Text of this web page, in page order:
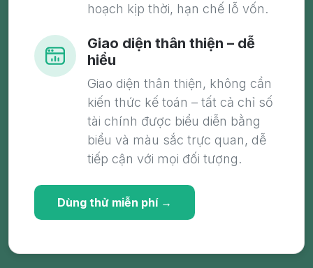
hoạch kịp thời, hạn chế lỗ vốn.
Giao diện thân thiện – dễ
hiểu
Giao diện thân thiện, không cần
kiến thức kế toán – tất cả chỉ số
tài chính được biểu diễn bằng
biểu và màu sắc trực quan, dễ
tiếp cận với mọi đối tượng.
Dùng thử miễn phí →